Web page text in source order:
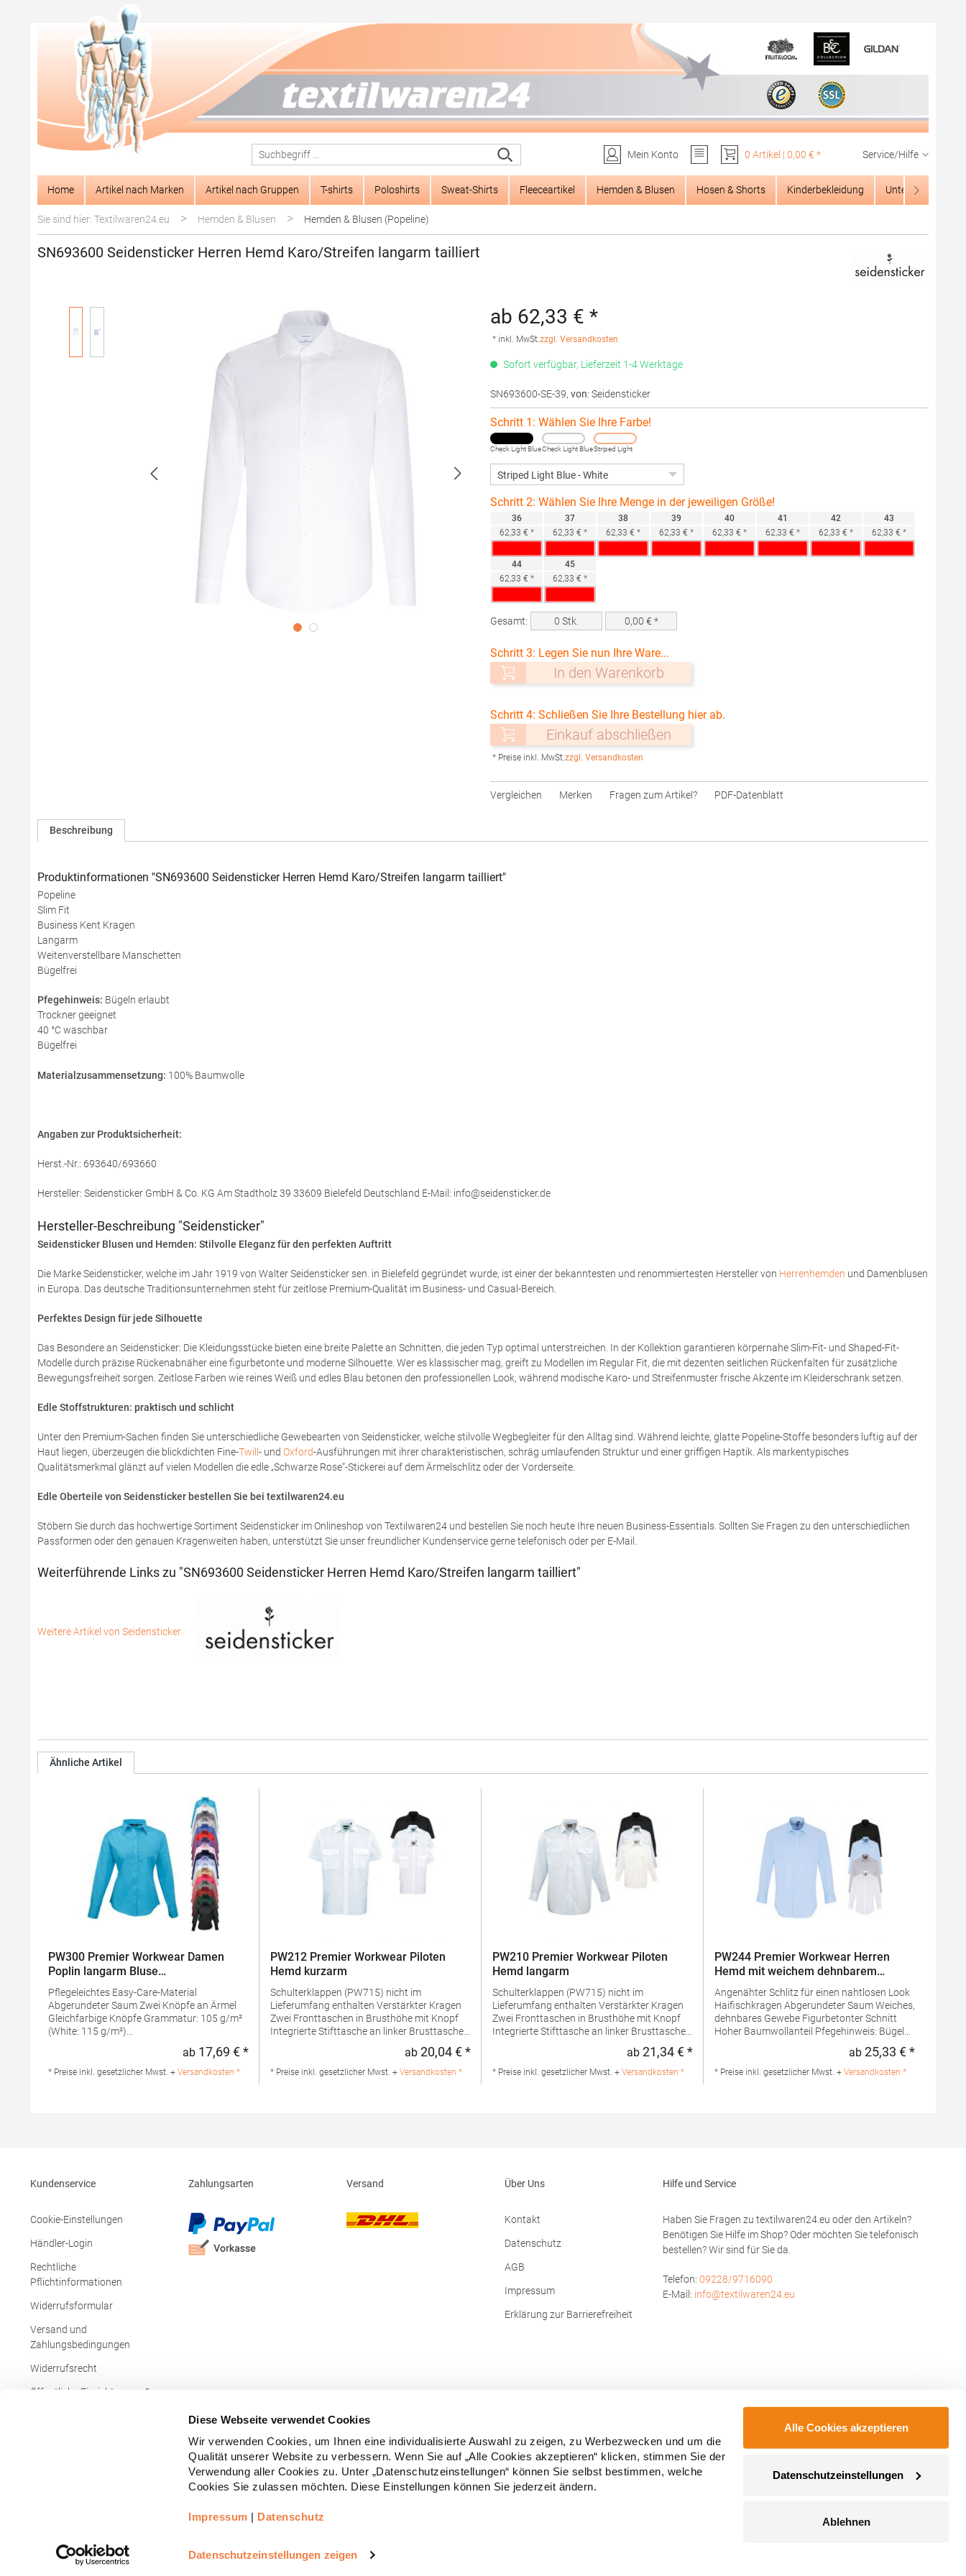
Diese Webseite verwendet Cookies
Wir verwenden Cookies, um Ihnen eine individualisierte Auswahl zu zeigen, zu Werbezwecken und um die
Qualität unserer Website zu verbessern. Wenn Sie auf „Alle Cookies akzeptieren“ klicken, stimmen Sie der
Verwendung aller Cookies zu. Unter „Datenschutzeinstellungen“ können Sie selbst bestimmen, welche
Cookies Sie zulassen möchten. Diese Einstellungen können Sie jederzeit ändern.
Impressum | Datenschutz
Datenschutzeinstellungen zeigen
Alle Cookies akzeptieren
Datenschutzeinstellungen
Ablehnen
Zur Hauptnavigation springen
Mein Konto
0 Artikel | 0,00 € * Service/Hilfe
Home Artikel nach Marken Artikel nach Gruppen T-shirts Poloshirts Sweat-Shirts Fleeceartikel Hemden & Blusen Hosen & Shorts Kinderbekleidung Unterwäsche
Sie sind hier: Textilwaren24.eu > Hemden & Blusen > Hemden & Blusen (Popeline)
SN693600 Seidensticker Herren Hemd Karo/Streifen langarm tailliert
ab 62,33 € *
* inkl. MwSt.zzgl. Versandkosten
Sofort verfügbar, Lieferzeit 1-4 Werktage
SN693600-SE-39, von: Seidensticker
Schritt 1: Wählen Sie Ihre Farbe!
Check Light Blue
- White
Check Light Blue
- White
Striped Light
Blue - White
Schritt 2: Wählen Sie Ihre Menge in der jeweiligen Größe!
36
62,33 € *
37
62,33 € *
38
62,33 € *
39
62,33 € *
40
62,33 € *
41
62,33 € *
42
62,33 € *
43
62,33 € *
44
62,33 € *
45
62,33 € *
Gesamt: 0 Stk. 0,00 € *
Schritt 3: Legen Sie nun Ihre Ware...
In den Warenkorb
Schritt 4: Schließen Sie Ihre Bestellung hier ab.
Einkauf abschließen
* Preise inkl. MwSt.zzgl. Versandkosten
Vergleichen Merken Fragen zum Artikel? PDF-Datenblatt
Beschreibung
Produktinformationen "SN693600 Seidensticker Herren Hemd Karo/Streifen langarm tailliert"
Popeline
Slim Fit
Business Kent Kragen
Langarm
Weitenverstellbare Manschetten
Bügelfrei
Pfegehinweis: Bügeln erlaubt
Trockner geeignet
40 °C waschbar
Bügelfrei
Materialzusammensetzung: 100% Baumwolle
Angaben zur Produktsicherheit:
Herst.-Nr.: 693640/693660
Hersteller: Seidensticker GmbH & Co. KG Am Stadtholz 39 33609 Bielefeld Deutschland E-Mail: info@seidensticker.de
Hersteller-Beschreibung "Seidensticker"
Seidensticker Blusen und Hemden: Stilvolle Eleganz für den perfekten Auftritt
Die Marke Seidensticker, welche im Jahr 1919 von Walter Seidensticker sen. in Bielefeld gegründet wurde, ist einer der bekanntesten und renommiertesten Hersteller von Herrenhemden und Damenblusen
in Europa. Das deutsche Traditionsunternehmen steht für zeitlose Premium-Qualität im Business- und Casual-Bereich.
Perfektes Design für jede Silhouette
Das Besondere an Seidensticker: Die Kleidungsstücke bieten eine breite Palette an Schnitten, die jeden Typ optimal unterstreichen. In der Kollektion garantieren körpernahe Slim-Fit- und Shaped-Fit-
Modelle durch präzise Rückenabnäher eine figurbetonte und moderne Silhouette. Wer es klassischer mag, greift zu Modellen im Regular Fit, die mit dezenten seitlichen Rückenfalten für zusätzliche
Bewegungsfreiheit sorgen. Zeitlose Farben wie reines Weiß und edles Blau betonen den professionellen Look, während modische Karo- und Streifenmuster frische Akzente im Kleiderschrank setzen.
Edle Stoffstrukturen: praktisch und schlicht
Unter den Premium-Sachen finden Sie unterschiedliche Gewebearten von Seidensticker, welche stilvolle Wegbegleiter für den Alltag sind. Während leichte, glatte Popeline-Stoffe besonders luftig auf der
Haut liegen, überzeugen die blickdichten Fine-Twill - und Oxford-Ausführungen mit ihrer charakteristischen, schräg umlaufenden Struktur und einer griffigen Haptik. Als markentypisches
Qualitätsmerkmal glänzt auf vielen Modellen die edle „Schwarze Rose“-Stickerei auf dem Ärmelschlitz oder der Vorderseite.
Edle Oberteile von Seidensticker bestellen Sie bei textilwaren24.eu
Stöbern Sie durch das hochwertige Sortiment Seidensticker im Onlineshop von Textilwaren24 und bestellen Sie noch heute Ihre neuen Business-Essentials. Sollten Sie Fragen zu den unterschiedlichen
Passformen oder den genauen Kragenweiten haben, unterstützt Sie unser freundlicher Kundenservice gerne telefonisch oder per E-Mail.
Weiterführende Links zu "SN693600 Seidensticker Herren Hemd Karo/Streifen langarm tailliert"
Weitere Artikel von Seidensticker
Ähnliche Artikel
PW300 Premier Workwear Damen
Poplin langarm Bluse
(Damenbluse/Langarm)
Pflegeleichtes Easy-Care-Material
Abgerundeter Saum Zwei Knöpfe an Ärmel
Gleichfarbige Knöpfe Grammatur: 105 g/m²
(White: 115 g/m²)
Produktsicherheit: Herst.-Nr.:
Regulärer Preis:
ab 17,69 € *
* Preise inkl. gesetzlicher Mwst. + Versandkosten *
PW212 Premier Workwear Piloten
Hemd kurzarm
Schulterklappen (PW715) nicht im
Lieferumfang enthalten Verstärkter Kragen
Zwei Fronttaschen in Brusthöhe mit Knopf
Integrierte Stifttasche an linker Brusttasche
g/m²Materialzusammensetzung: 65%
Polyester / 35% BaumwolleAngaben zur
Regulärer Preis:
ab 20,04 € *
* Preise inkl. gesetzlicher Mwst. + Versandkosten *
PW210 Premier Workwear Piloten
Hemd langarm
Schulterklappen (PW715) nicht im
Lieferumfang enthalten Verstärkter Kragen
Zwei Fronttaschen in Brusthöhe mit Knopf
Integrierte Stifttasche an linker Brusttasche
Easy-Care-Ausführung Grammatur: 105
g/m²Materialzusammensetzung: 65%
Regulärer Preis:
ab 21,34 € *
* Preise inkl. gesetzlicher Mwst. + Versandkosten *
PW244 Premier Workwear Herren
Hemd mit weichem dehnbarem
Gewebe
Angenähter Schlitz für einen nahtlosen Look
Haifischkragen Abgerundeter Saum Weiches,
dehnbares Gewebe Figurbetonter Schnitt
Hoher Baumwollanteil Pfegehinweis: Bügeln
g/m²Materialzusammensetzung: 97%
Baumwolle / 3% ElasthanAngaben zur
Regulärer
ab 25,33 € *
* Preise inkl. gesetzlicher Mwst. + Versandkosten *
Kundenservice
Cookie-Einstellungen
Händler-Login
Rechtliche
Pflichtinformationen
Widerrufsformular
Versand und
Zahlungsbedingungen
Widerrufsrecht
Öffentliche Einrichtungen &
Zahlungsarten Versand Über Uns
Kontakt
Datenschutz
AGB
Impressum
Erklärung zur Barrierefreiheit
Hilfe und Service
Haben Sie Fragen zu textilwaren24.eu oder den Artikeln?
Benötigen Sie Hilfe im Shop? Oder möchten Sie telefonisch
bestellen? Wir sind für Sie da.
Telefon: 09228/9716090
E-Mail: info@textilwaren24.eu
Realisiert durch
arboro GmbH